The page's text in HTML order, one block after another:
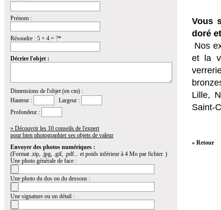
Prénom :
Résoudre : 5 + 4 = ?*
Décrire l'objet :
Dimensions de l'objet (en cm) :
Hauteur :
Largeur :
Profondeur :
» Découvrir les 10 conseils de l'expert
pour bien photographier ses objets de valeur
Envoyer des photos numériques :
(Format .zip, .jpg, .gif, .pdf... et poids inférieur à 4 Mo par fichier. )
Une photo générale de face :
Une photo du dos ou du dessous :
Une signature ou un détail :
Vous
doré
Nos
et la
Lille,
Saint-
» Retour